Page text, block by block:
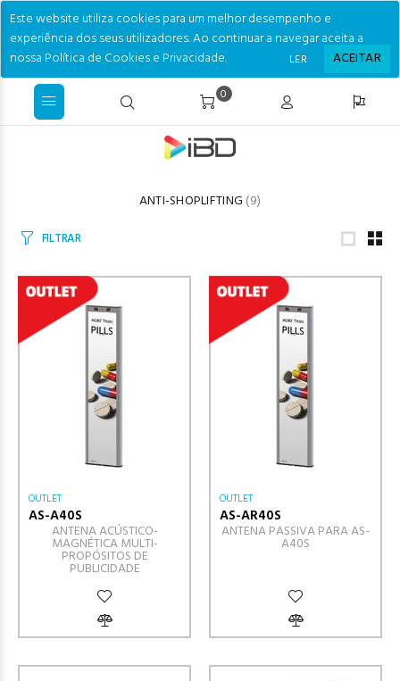
Este website utiliza cookies para um melhor desempenho e
experiência dos seus utilizadores. Ao continuar a navegar aceita a
nossa Política de Cookies e Privacidade.
LER ACEITAR
0
ANTI-SHOPLIFTING (9)
FILTRAR
OUTLET
AS-A40S
ANTENA ACÚSTICO-
MAGNÉTICA MULTI-
PROPÓSITOS DE
PUBLICIDADE
OUTLET
AS-AR40S
ANTENA PASSIVA PARA AS-
A40S